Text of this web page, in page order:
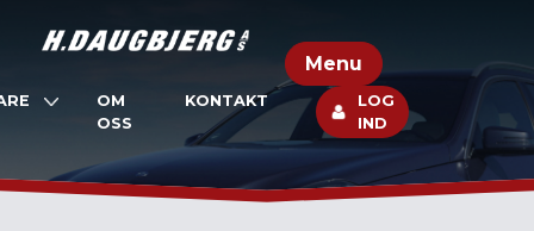
Menu
OM
OSS
KONTAKT
LOG
IND